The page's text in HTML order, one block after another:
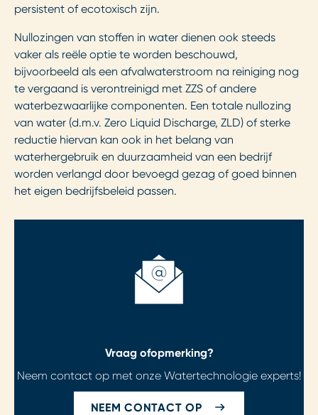
persistent of ecotoxisch zijn.
Nullozingen van stoffen in water dienen ook steeds
vaker als reële optie te worden beschouwd,
bijvoorbeeld als een afvalwaterstroom na reiniging nog
te vergaand is verontreinigd met ZZS of andere
waterbezwaarlijke componenten. Een totale nullozing
van water (d.m.v. Zero Liquid Discharge, ZLD) of sterke
reductie hiervan kan ook in het belang van
waterhergebruik en duurzaamheid van een bedrijf
worden verlangd door bevoegd gezag of goed binnen
het eigen bedrijfsbeleid passen.
Vraag ofopmerking?
Neem contact op met onze Watertechnologie experts!
NEEM CONTACT OP